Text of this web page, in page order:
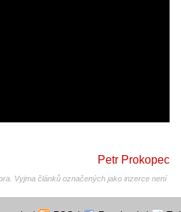
Petr Prokopec
Vyjma článků označených jako inzerce není